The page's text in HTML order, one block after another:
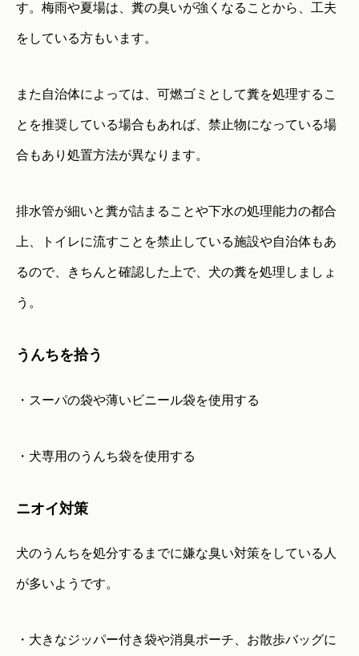
す。梅雨や夏場は、糞の臭いが強くなることから、工夫
をしている方もいます。
また自治体によっては、可燃ゴミとして糞を処理するこ
とを推奨している場合もあれば、禁止物になっている場
合もあり処置方法が異なります。
排水管が細いと糞が詰まることや下水の処理能力の都合
上、トイレに流すことを禁止している施設や自治体もあ
るので、きちんと確認した上で、犬の糞を処理しましょ
う。
うんちを拾う
・スーパの袋や薄いビニール袋を使用する
・犬専用のうんち袋を使用する
ニオイ対策
犬のうんちを処分するまでに嫌な臭い対策をしている人
が多いようです。
・大きなジッパー付き袋や消臭ポーチ、お散歩バッグに